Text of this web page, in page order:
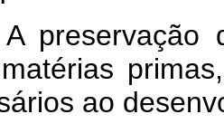
do
ao